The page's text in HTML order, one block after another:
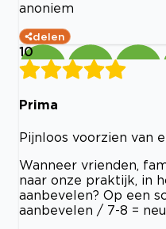
anoniem
delen
10
Prima
Pijnloos voorzien van
Wanneer vrienden,
naar onze praktijk, in
aanbevelen? Op een
aanbevelen / 7-8 =